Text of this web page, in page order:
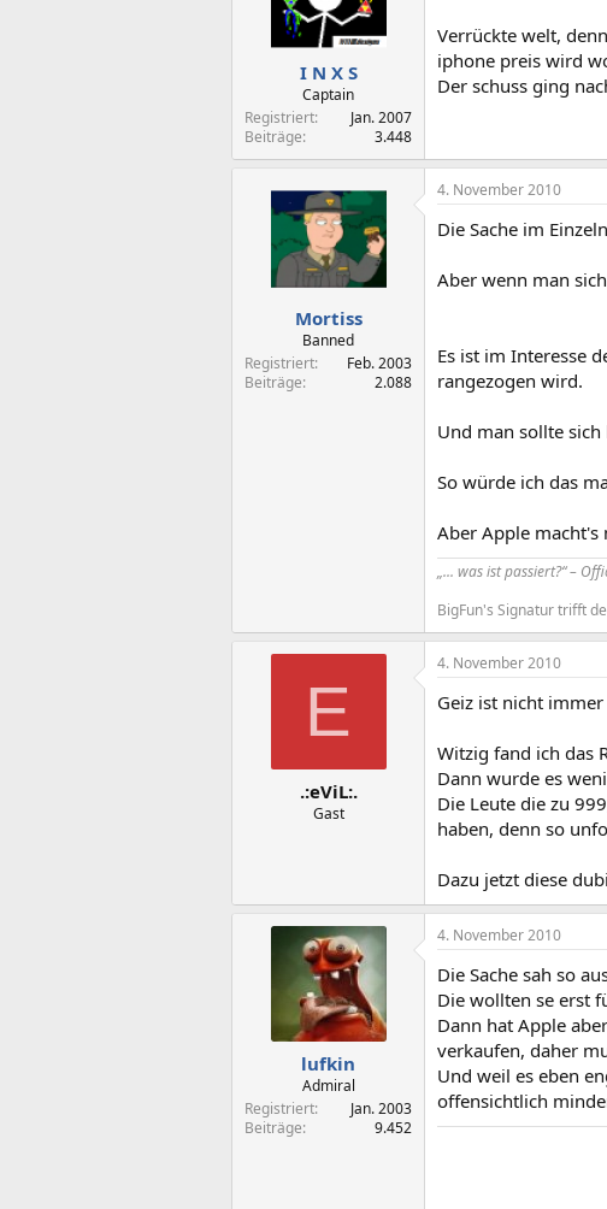
I N X S
Captain
Registriert
Jan. 2007
Beiträge
3.448
Verrückte welt,
iphone preis wird
Der schuss ging
Mortiss
Banned
Registriert
Feb. 2003
Beiträge
2.088
4. November 2010
Die Sache im
Aber wenn man
Es ist im Interesse
rangezogen wird.
Und man sollte
So würde ich das
Aber Apple macht's
„... was ist passiert?“ –
BigFun's Signatur trifft
E
.:eViL:.
Gast
4. November 2010
Geiz ist nicht
Witzig fand ich das
Dann wurde es
Die Leute die zu
haben, denn so
Dazu jetzt diese
lufkin
Admiral
Registriert
Jan. 2003
Beiträge
9.452
4. November 2010
Die Sache sah so
Die wollten se erst
Dann hat Apple
verkaufen, daher
Und weil es eben
offensichtlich